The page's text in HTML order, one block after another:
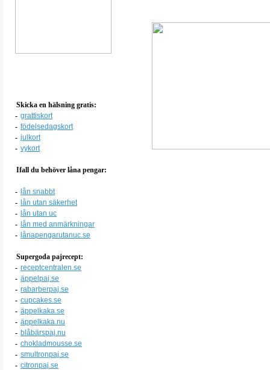
Skicka en hälsning gratis:
- grattiskort
- födelsedagskort
- julkort
- vykort
Ifall du behöver låna pengar:
- lån snabbt
- lån utan säkerhet
- lån utan uc
- lån med anmärkningar
- lånapengarutanuc.se
Supergoda pajrecept:
- receptcentralen.se
- äppelpaj.se
- rabarberpaj.se
- cupcakes.se
- äppelkaka.se
- äppelkaka.nu
- blåbärspaj.nu
- chokladmousse.se
- smultronpaj.se
- citronpaj.se